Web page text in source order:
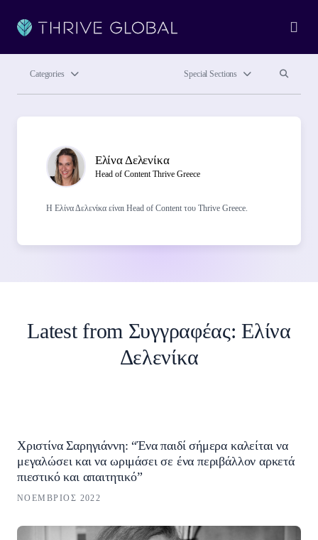
Categories Special Sections Search site
Ελίνα Δελενίκα
Head of Content Thrive Greece
Η Ελίνα Δελενίκα είναι Head of Content του Thrive Greece.
Latest from Συγγραφέας:Ελίνα
Δελενίκα
Χριστίνα Σαρηγιάννη: “Ένα παιδί σήμερα καλείται να
μεγαλώσει και να ωριμάσει σε ένα περιβάλλον αρκετά
πιεστικό και απαιτητικό”
ΝΟΈΜΒΡΙΟΣ 2022